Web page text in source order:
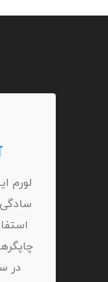
لورم
در